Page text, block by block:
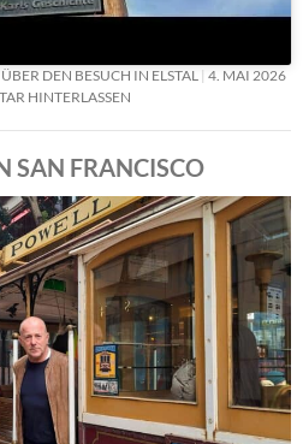
DEN BESUCH IN ELSTAL 4. MAI 2026
HINTERLASSEN
SAN FRANCISCO